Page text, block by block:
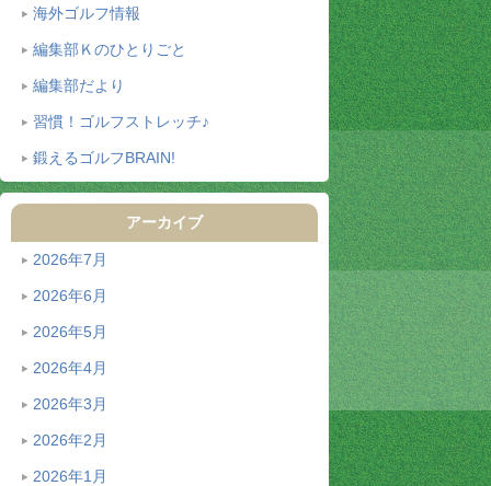
海外ゴルフ情報
編集部Ｋのひとりごと
編集部だより
習慣！ゴルフストレッチ♪
鍛えるゴルフBRAIN!
アーカイブ
2026年7月
2026年6月
2026年5月
2026年4月
2026年3月
2026年2月
2026年1月